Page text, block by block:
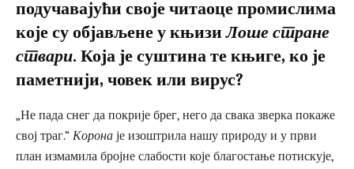
подучавајући своје читаоце промислима
које су објављене у књизиЛоше стране
ствари. Која је суштина те књиге, ко је
паметнији, човек или вирус?
„Не пада снег да покрије брег, него да свака зверка покаже
свој траг.“ Корона је изоштрила нашу природу и у први
план измамила бројне слабости које благостање потискује,